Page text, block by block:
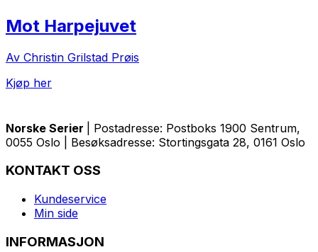
Mot Harpejuvet
Av Christin Grilstad Prøis
Kjøp her
Norske Serier
| Postadresse: Postboks 1900 Sentrum,
0055 Oslo | Besøksadresse: Stortingsgata 28, 0161 Oslo
KONTAKT OSS
Kundeservice
Min side
INFORMASJON